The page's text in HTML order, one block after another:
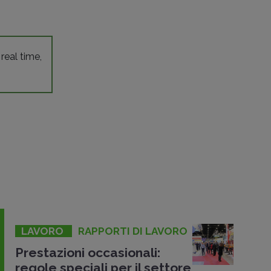
time,
LAVORO RAPPORTI DI LAVORO
Prestazioni occasionali:
regole speciali per il settore